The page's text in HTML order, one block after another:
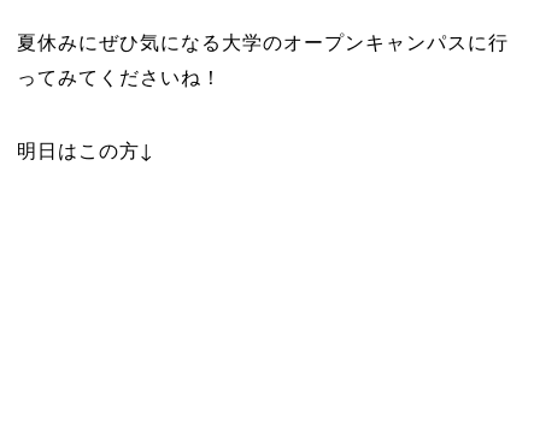
夏休みにぜひ気になる大学のオープンキャンパスに行
ってみてくださいね！
明日はこの方↓